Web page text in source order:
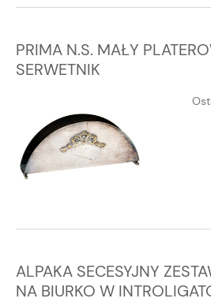
PRIMA N.S. MAŁY
SERWETNIK
ALPAKA SECESYJNY
NA BIURKO W